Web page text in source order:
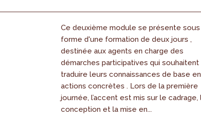
Ce deuxième module se présente sous
forme d'une formation de deux jours ,
destinée aux agents en charge des
démarches participatives qui souhaitent
traduire leurs connaissances de base en
actions concrètes . Lors de la première
journée, l’accent est mis sur le cadrage,
conception et la mise en...